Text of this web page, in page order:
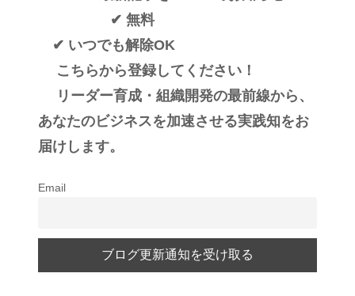
✔ 無料
✔ いつでも解除OK
こちらから登録してください！
リーダー育成・組織開発の最前線から、
あなたのビジネスを加速させる実践知をお
届けします。
Email